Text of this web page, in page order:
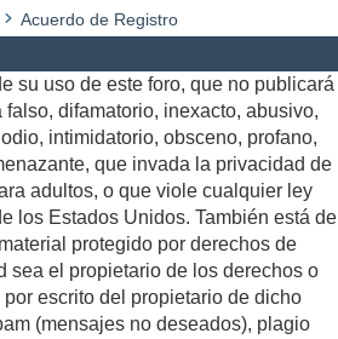
Acuerdo de Registro
su uso de este foro, que no publicará
difamatorio, inexacto, abusivo,
intimidatorio, obsceno, profano,
que invada la privacidad de
adultos, o que viole cualquier ley
los Estados Unidos. También está de
protegido por derechos de
sea el propietario de los derechos o
escrito del propietario de dicho
(mensajes no deseados), plagio